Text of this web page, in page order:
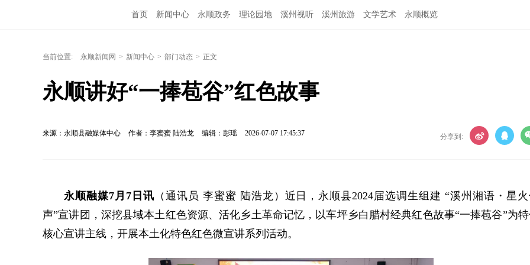
首页 新闻中心 永顺政务 理论园地 溪州视听 溪州旅游 文学艺术 永顺概览
当前位置: 永顺新闻网 > 新闻中心 > 部门动态 > 正文
永顺讲好“一捧苞谷”红色故事
来源：永顺县融媒体中心 作者：李蜜蜜 陆浩龙 编辑：彭瑶 2026-07-07 17:45:37 分享到:
永顺融媒7月7日讯 （通讯员 李蜜蜜 陆浩龙）近日，永顺县2024届选调生组建 “溪州湘语・星
声”宣讲团，深挖县域本土红色资源、活化乡土革命记忆，以车坪乡白腊村经典红色故事“一捧苞谷”为
核心宣讲主线，开展本土化特色红色微宣讲系列活动。